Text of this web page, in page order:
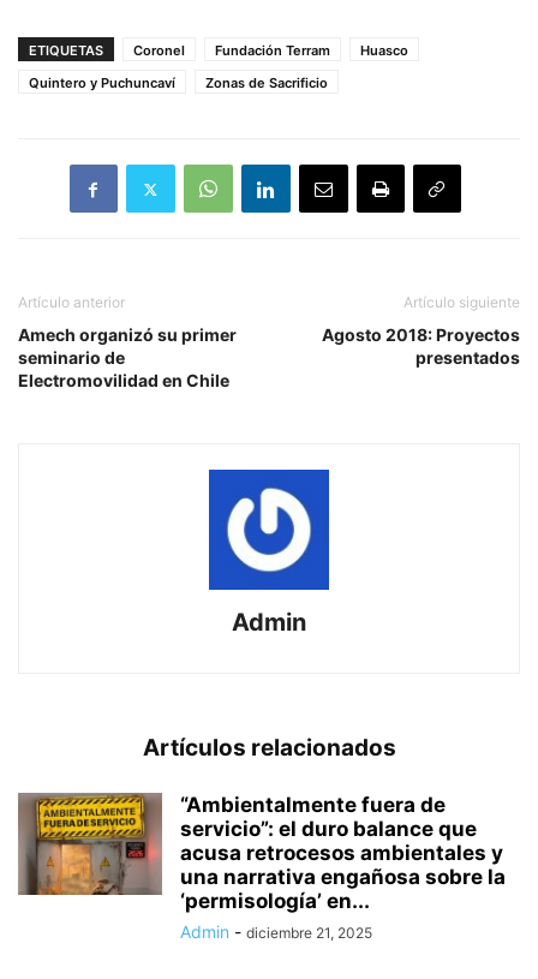
ETIQUETAS Coronel Fundación Terram
Huasco
Quintero y Puchuncaví
Zonas de Sacrificio
Artículo anterior
Amech organizó su primer
seminario de
Electromovilidad en Chile
Artículo siguiente
Agosto 2018: Proyectos
presentados
Admin
Artículos relacionados
“Ambientalmente fuera de
servicio”: el duro balance que
acusa retrocesos ambientales y
una narrativa engañosa sobre la
‘permisología’ en...
Admin - diciembre 21, 2025